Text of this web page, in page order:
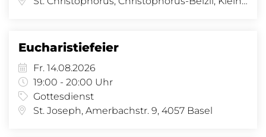
Eucharistiefeier
Fr. 14.08.2026
19:00 - 20:00 Uhr
Gottesdienst
St. Joseph, Amerbachstr. 9, 4057 Basel